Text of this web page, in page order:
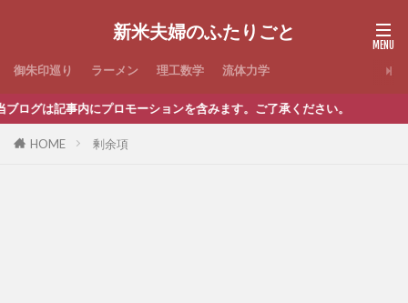
新米夫婦のふたりごと
御朱印巡り ラーメン 理工数学 流体力学
グは記事内にプロモーションを含みます。ご了承ください。
HOME 剰余項